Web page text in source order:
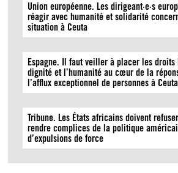
Union européenne. Les dirigeant·e·s
réagir avec humanité et solidarité
situation à Ceuta
Espagne. Il faut veiller à placer les droits
dignité et l’humanité au cœur de la
l’afflux exceptionnel de personnes à Ceuta
Tribune. Les États africains doivent
rendre complices de la politique
d’expulsions de force